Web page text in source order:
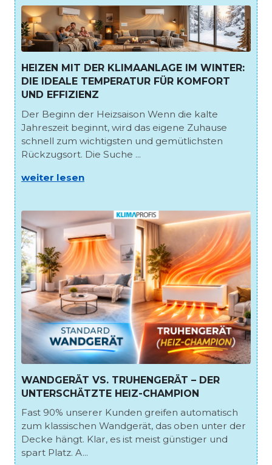
HEIZEN MIT DER KLIMAANLAGE IM WINTER:
DIE IDEALE TEMPERATUR FÜR KOMFORT
UND EFFIZIENZ
Der Beginn der Heizsaison Wenn die kalte
Jahreszeit beginnt, wird das eigene Zuhause
schnell zum wichtigsten und gemütlichsten
Rückzugsort. Die Suche ...
weiter lesen
WANDGERÄT VS. TRUHENGERÄT – DER
UNTERSCHÄTZTE HEIZ-CHAMPION
Fast 90% unserer Kunden greifen automatisch
zum klassischen Wandgerät, das oben unter der
Decke hängt. Klar, es ist meist günstiger und
spart Platz. A...